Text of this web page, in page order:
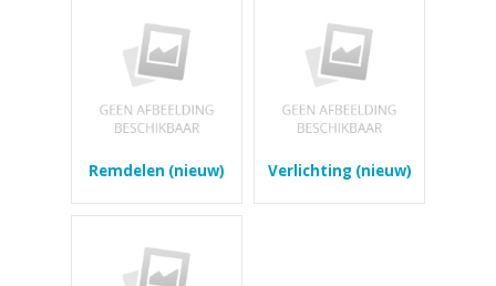
Remdelen (nieuw) Verlichting (nieuw)